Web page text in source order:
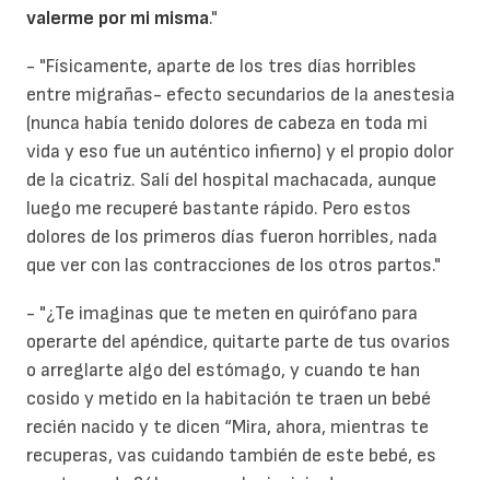
valerme por mi misma."
- "Físicamente, aparte de los tres días horribles
entre migrañas- efecto secundarios de la anestesia
(nunca había tenido dolores de cabeza en toda mi
vida y eso fue un auténtico infierno) y el propio dolor
de la cicatriz. Salí del hospital machacada, aunque
luego me recuperé bastante rápido. Pero estos
dolores de los primeros días fueron horribles, nada
que ver con las contracciones de los otros partos."
- "¿Te imaginas que te meten en quirófano para
operarte del apéndice, quitarte parte de tus ovarios
o arreglarte algo del estómago, y cuando te han
cosido y metido en la habitación te traen un bebé
recién nacido y te dicen “Mira, ahora, mientras te
recuperas, vas cuidando también de este bebé, es